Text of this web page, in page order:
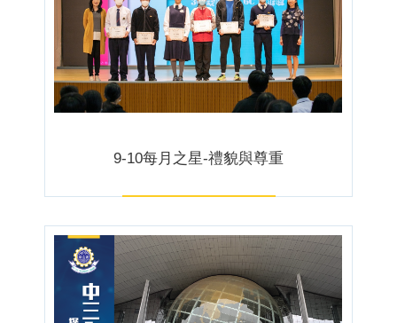
9-10每月之星-禮貌與尊重